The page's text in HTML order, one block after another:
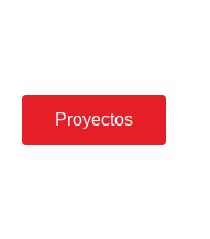
Proyectos